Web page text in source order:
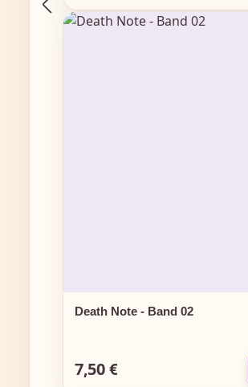
Death Note - Band 02
Regulärer Preis:
7,50 €